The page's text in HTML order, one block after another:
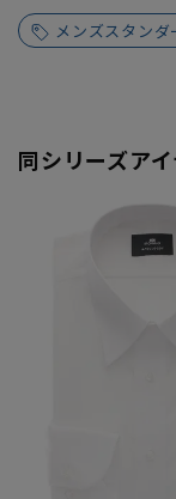
メンズスタン
同シリーズア